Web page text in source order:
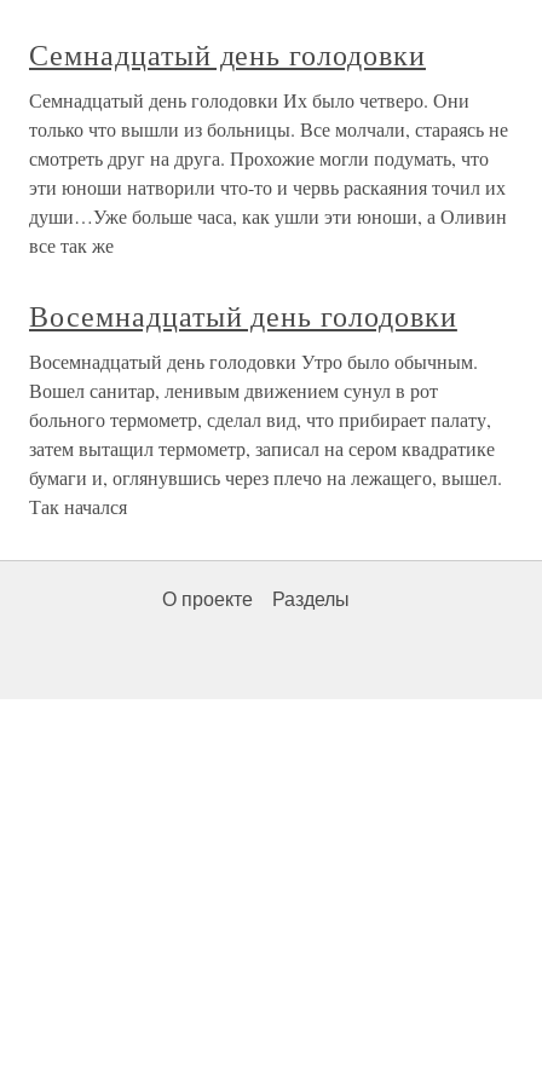
Семнадцатый день голодовки
Семнадцатый день голодовки Их было четверо. Они
только что вышли из больницы. Все молчали, стараясь не
смотреть друг на друга. Прохожие могли подумать, что
эти юноши натворили что-то и червь раскаяния точил их
души…Уже больше часа, как ушли эти юноши, а Оливин
все так же
Восемнадцатый день голодовки
Восемнадцатый день голодовки Утро было обычным.
Вошел санитар, ленивым движением сунул в рот
больного термометр, сделал вид, что прибирает палату,
затем вытащил термометр, записал на сером квадратике
бумаги и, оглянувшись через плечо на лежащего, вышел.
Так начался
О проекте Разделы